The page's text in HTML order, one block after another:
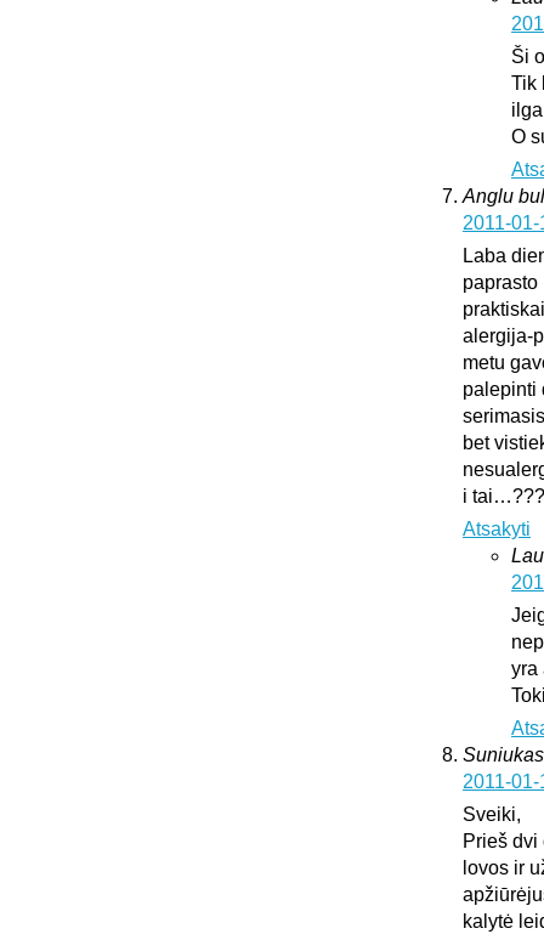
Ši
Tik
O
Anglu
2011-
Laba
paprasto
alergija-
metu
palepinti
bet
i tai…???
Atsakyti
yra
2011-
Sveiki,
Prieš
lovos ir
kalytė